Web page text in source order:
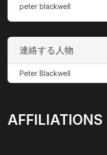
peter blackwell
連絡する人物
Peter Blackwell
AFFILIATIONS